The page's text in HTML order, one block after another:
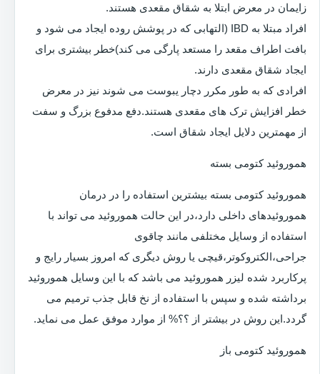
زایمان در معرض ابتلا به شقاق مقعدی هستند.
افراد مبتلا به IBD (التهابی که در پوشش روده ایجاد می شود و
بافت اطراف مقعد را مستعد پارگی می کند)خطر بیشتری برای
ایجاد شقاق مقعدی دارند.
افرادی که به طور مکرر دچار یبوست می شوند نیز در معرض
خطر افزایش ترک های مقعدی هستند.دفع مدفوع بزرگ و سفت
از مهمترین دلایل ایجاد شقاق است.
هموروئید کتومی بسته
هموروئید کتومی بسته بیشترین استفاده را در درمان
هموروئیدهای داخلی دارد،در این حالت هموروئید می تواند با
استفاده از وسایل مختلفی مانند چاقوی
جراحی،الکتروکوتر،قیچی یا روش دیگری که امروز بسیار رایج و
پرکاربرد شده لیزر هموروئید می باشد که با این وسایل هموروئید
برداشته شده و سپس با استفاده از نخ قابل جذب ترمیم می
گردد.این روش در بیشتر از ؟؟% از موارد موفق عمل می نماید.
هموروئید کتومی باز